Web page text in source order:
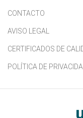
CONTACTO
AVISO LEGAL
CERTIFICADOS DE
POLÍTICA DE